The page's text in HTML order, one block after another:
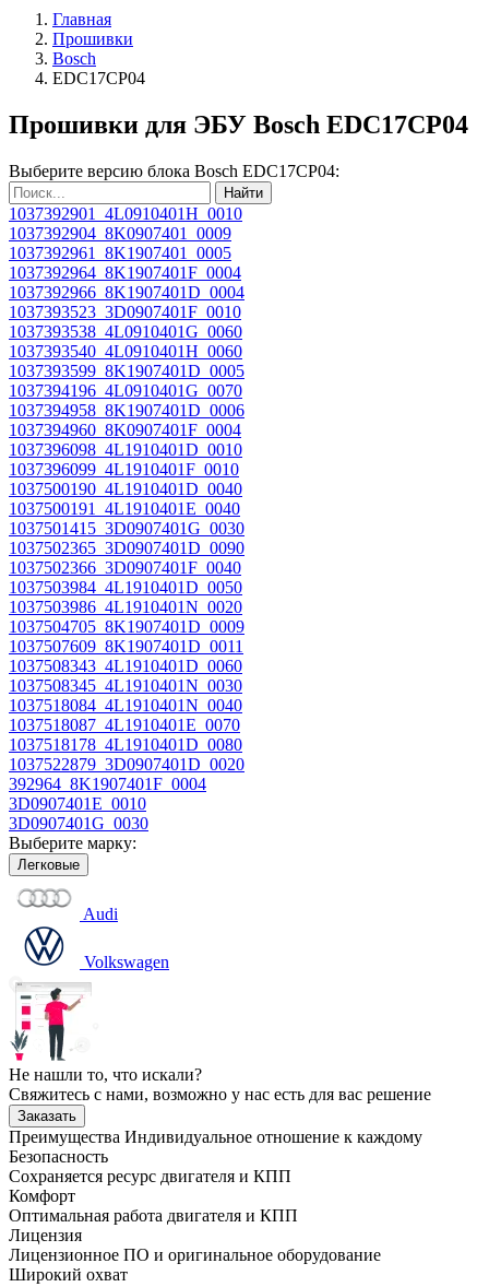
Главная
Прошивки
Bosch
EDC17CP04
Прошивки для ЭБУ Bosch EDC17CP04
Выберите версию блока Bosch EDC17CP04:
Найти
1037392901_4L0910401H_0010
1037392904_8K0907401_0009
1037392961_8K1907401_0005
1037392964_8K1907401F_0004
1037392966_8K1907401D_0004
1037393523_3D0907401F_0010
1037393538_4L0910401G_0060
1037393540_4L0910401H_0060
1037393599_8K1907401D_0005
1037394196_4L0910401G_0070
1037394958_8K1907401D_0006
1037394960_8K0907401F_0004
1037396098_4L1910401D_0010
1037396099_4L1910401F_0010
1037500190_4L1910401D_0040
1037500191_4L1910401E_0040
1037501415_3D0907401G_0030
1037502365_3D0907401D_0090
1037502366_3D0907401F_0040
1037503984_4L1910401D_0050
1037503986_4L1910401N_0020
1037504705_8K1907401D_0009
1037507609_8K1907401D_0011
1037508343_4L1910401D_0060
1037508345_4L1910401N_0030
1037518084_4L1910401N_0040
1037518087_4L1910401E_0070
1037518178_4L1910401D_0080
1037522879_3D0907401D_0020
392964_8K1907401F_0004
3D0907401E_0010
3D0907401G_0030
Выберите марку:
Легковые
Audi
Volkswagen
Не нашли то, что искали?
Свяжитесь с нами, возможно у нас есть для вас решение
Заказать
Преимущества Индивидуальное отношение к каждому
Безопасность
Сохраняется ресурс двигателя и КПП
Комфорт
Оптимальная работа двигателя и КПП
Лицензия
Лицензионное ПО и оригинальное оборудование
Широкий охват